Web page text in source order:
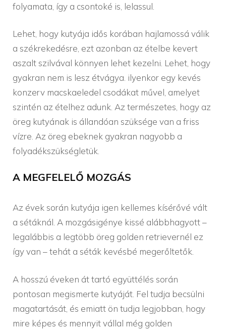
folyamata, így a csontoké is, lelassul.
Lehet, hogy kutyája idős korában hajlamossá válik
a székrekedésre, ezt azonban az ételbe kevert
aszalt szilvával könnyen lehet kezelni. Lehet, hogy
gyakran nem is lesz étvágya. ilyenkor egy kevés
konzerv macskaeledel csodákat művel, amelyet
szintén az ételhez adunk. Az természetes, hogy az
öreg kutyának is állandóan szüksége van a friss
vízre. Az öreg ebeknek gyakran nagyobb a
folyadékszükségletük.
A MEGFELELŐ MOZGÁS
Az évek során kutyája igen kellemes kísérővé vált
a sétáknál. A mozgásigénye kissé alábbhagyott –
legalábbis a legtöbb öreg golden retrievernél ez
így van – tehát a séták kevésbé megerőltetők.
A hosszú éveken át tartó együttélés során
pontosan megismerte kutyáját. Fel tudja becsülni
magatartását, és emiatt ön tudja legjobban, hogy
mire képes és mennyit vállal még golden